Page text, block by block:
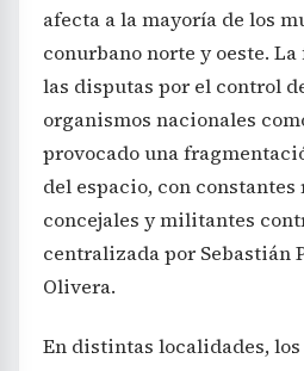
afecta a la mayoría de los
conurbano norte y oeste.
las disputas por el control
organismos nacionales
provocado una
del espacio, con constantes
concejales y militantes
centralizada por Sebastián
Olivera.
En distintas localidades,